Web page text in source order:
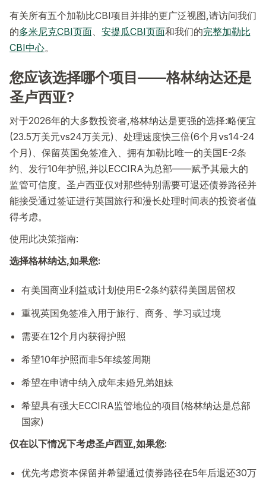
有关所有五个加勒比CBI项目并排的更广泛视图,请访问我们
的多米尼克CBI页面 安提瓜CBI页面和我们的完整加勒比
CBI中心。
您应该选择哪个项目——格林纳达还是
圣卢西亚?
对于2026年的大多数投资者,格林纳达是更强的选择:略便宜
(23.5万美元vs24万美元)、处理速度快三倍(6个月vs14-24
个月)、保留英国免签准入、拥有加勒比唯一的美国E-2条
约、发行10年护照,并以ECCIRA为总部——赋予其最大的
监管可信度。圣卢西亚仅对那些特别需要可退还债券路径并
能接受通过签证进行英国旅行和漫长处理时间表的投资者值
得考虑。
使用此决策指南:
选择格林纳达,如果您:
有美国商业利益或计划使用E-2条约获得美国居留权
重视英国免签准入用于旅行、商务、学习或过境
需要在12个月内获得护照
希望10年护照而非5年续签周期
希望在申请中纳入成年未婚兄弟姐妹
希望具有强大ECCIRA监管地位的项目(格林纳达是总部
国家)
仅在以下情况下考虑圣卢西亚,如果您:
优先考虑资本保留并希望通过债券路径在5年后退还30万